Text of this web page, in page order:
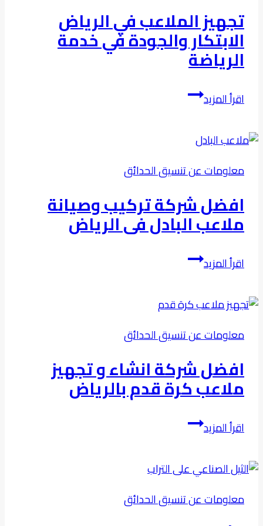
بالرياض
تجهيز الملاعب في الرياض
الابتكار والجودة في خدمة
الرياضة
اقرأ المزيدتجهيز
الملاعب
الرياض
والجودة
خدمة
الرياضة
معلومات عن تنسيق الحدائق
افضل شركة تركيب وصيانة
ملاعب البادل فى الرياض
اقرأ المزيدافضل
شركة
وصيانة
البادل
الرياض
معلومات عن تنسيق الحدائق
افضل شركة انشاء و تجهيز
ملاعب كرة قدم بالرياض
اقرأ المزيدافضل
شركة
و
ملاعب
معلومات عن تنسيق الحدائق